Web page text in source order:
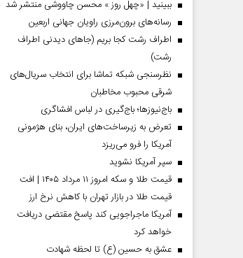
ببینید | «چهل روز » محسن چاووشی منتشر شد
رسانه‌های برون‌مرزی راویان جهانی اربعین
اطراف رشت کجا بریم (جاهای دیدنی اطراف
رشت)
نظرسنجی شبکه تماشا برای انتخاب سریال‌های
شرقی محبوب مخاطبان
باج‌نیوزها؛ باج‌گیری در لباس افشاگری
تعرض به زیرساخت‌های ایران، بنای هژمونی
آمریکا را فرو می‌ریزد
سپر آمریکا نشوید
قیمت طلا و سکه امروز ۱۱ مرداد ۱۴۰۵ | افت
قیمت طلا در بازار تهران با کاهش نرخ ارز
آمریکا ماجراجویی کند پاسخ مقتضی دریافت
خواهد کرد
عشق به حسین (ع) تا لحظه شهادت